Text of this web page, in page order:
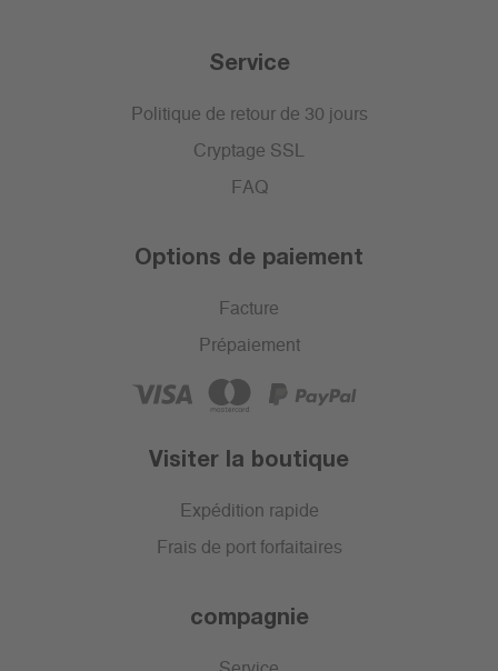
Service
Politique de retour de 30 jours
Cryptage SSL
FAQ
Options de paiement
Facture
Prépaiement
Visiter la boutique
Expédition rapide
Frais de port forfaitaires
compagnie